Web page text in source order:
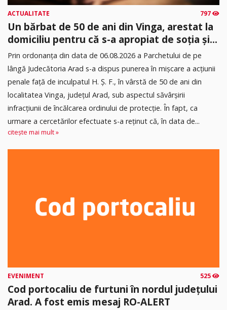
ACTUALITATE 797
Un bărbat de 50 de ani din Vinga, arestat la
domiciliu pentru că s-a apropiat de soția și...
Prin ordonanța din data de 06.08.2026 a Parchetului de pe
lângă Judecătoria Arad s-a dispus punerea în mişcare a acţiunii
penale faţă de inculpatul H. Ş. F., în vârstă de 50 de ani din
localitatea Vinga, județul Arad, sub aspectul săvârşirii
infracțiunii de încălcarea ordinului de protecție. În fapt, ca
urmare a cercetărilor efectuate s-a reţinut că, în data de...
citește mai mult »
EVENIMENT 525
Cod portocaliu de furtuni în nordul județului
Arad. A fost emis mesaj RO-ALERT